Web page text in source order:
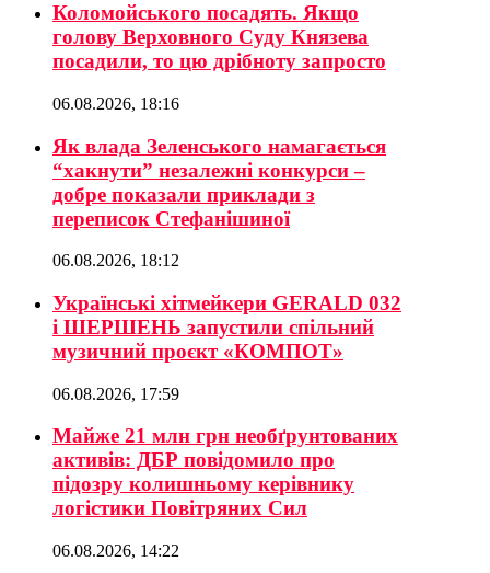
Коломойського посадять. Якщо
голову Верховного Суду Князева
посадили, то цю дрібноту запросто
06.08.2026, 18:16
Як влада Зеленського намагається
“хакнути” незалежні конкурси –
добре показали приклади з
переписок Стефанішиної
06.08.2026, 18:12
Українські хітмейкери GERALD 032
і ШЕРШЕНЬ запустили спільний
музичний проєкт «КОМПОТ»
06.08.2026, 17:59
Майже 21 млн грн необґрунтованих
активів: ДБР повідомило про
підозру колишньому керівнику
логістики Повітряних Сил
06.08.2026, 14:22